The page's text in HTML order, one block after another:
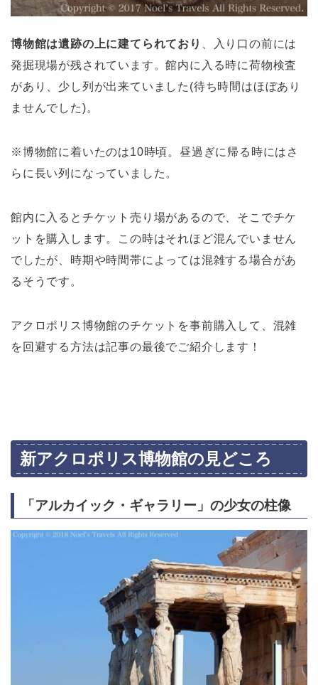
博物館は遺跡の上に建てられており
、入り口の前には
発掘現場が残されています。館内に入る時に荷物検査
があり、少し列が出来ていました(待ち時間はほぼあり
ませんでした)。
※博物館に着いたのは10時頃。昼過ぎに帰る時にはさ
らに長い列になっていました。
館内に入るとチケット売り場があるので、そこでチケ
ットを購入します。この時はそれほど混んでいません
でしたが、時期や時間帯によっては混雑する場合があ
るそうです。
アクロポリス博物館のチケットを事前購入して、混雑
を回避する方法は記事の最後でご紹介します！
新アクロポリス博物館の見どころ
「アルカイック・ギャラリー」の少女の柱像